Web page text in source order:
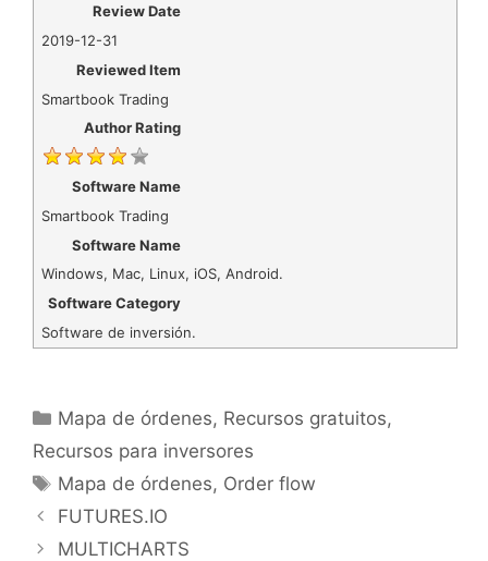
Review Date
2019-12-31
Reviewed Item
Smartbook Trading
Author Rating
Software Name
Smartbook Trading
Software Name
Windows, Mac, Linux, iOS, Android.
Software Category
Software de inversión.
Categorías
Mapa de órdenes, Recursos gratuitos,
Recursos para inversores
Etiquetas
Mapa de órdenes, Order flow
FUTURES.IO
MULTICHARTS